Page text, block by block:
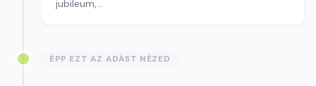
jubileum,
ÉPP EZT AZ ADÁST NÉZED